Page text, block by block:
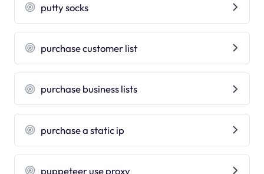
putty socks
purchase customer list
purchase business lists
purchase a static ip
puppeteer use proxy